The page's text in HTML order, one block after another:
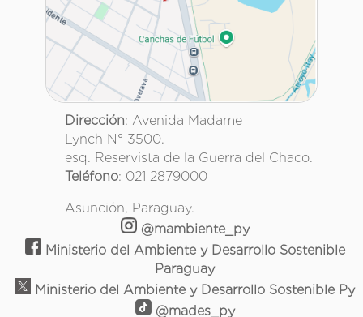
Dirección: Avenida Madame
Lynch N° 3500.
esq. Reservista de la Guerra del Chaco.
Teléfono: 021 2879000
Asunción, Paraguay.
@mambiente_py
Ministerio del Ambiente y Desarrollo Sostenible
Paraguay
Ministerio del Ambiente y Desarrollo Sostenible Py
@mades_py